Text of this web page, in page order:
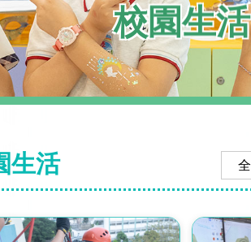
校園生活
生活